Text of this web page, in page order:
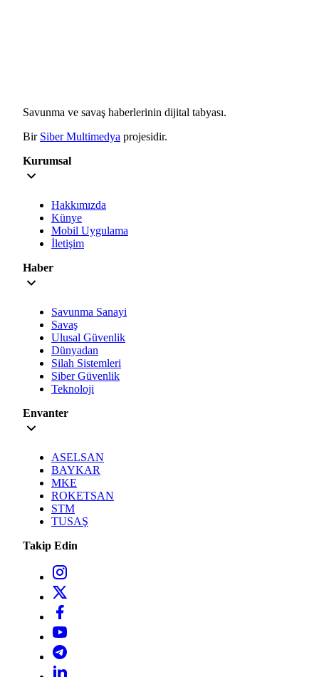
Savunma ve savaş haberlerinin dijital tabyası.
Bir Siber Multimedya projesidir.
Kurumsal
Hakkımızda
Künye
Mobil Uygulama
İletişim
Haber
Savunma Sanayi
Savaş
Ulusal Güvenlik
Dünyadan
Silah Sistemleri
Siber Güvenlik
Teknoloji
Envanter
ASELSAN
BAYKAR
MKE
ROKETSAN
STM
TUSAŞ
Takip Edin